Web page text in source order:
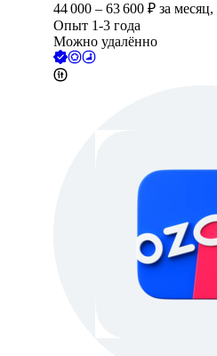
44 000 – 63 600 ₽ за месяц,
Опыт 1-3 года
Можно удалённо